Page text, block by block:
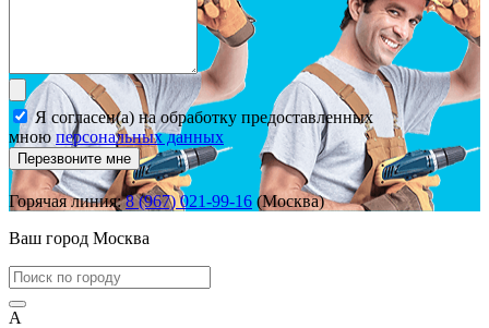
Я согласен(а) на обработку предоставленных
мною персональных данных
Перезвоните мне
Горячая линия:8 (967) 021-99-16 (Москва)
Ваш город Москва
А